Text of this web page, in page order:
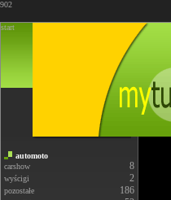
902
start
automoto
carshow
8
wyścigi 2
pozostałe 186